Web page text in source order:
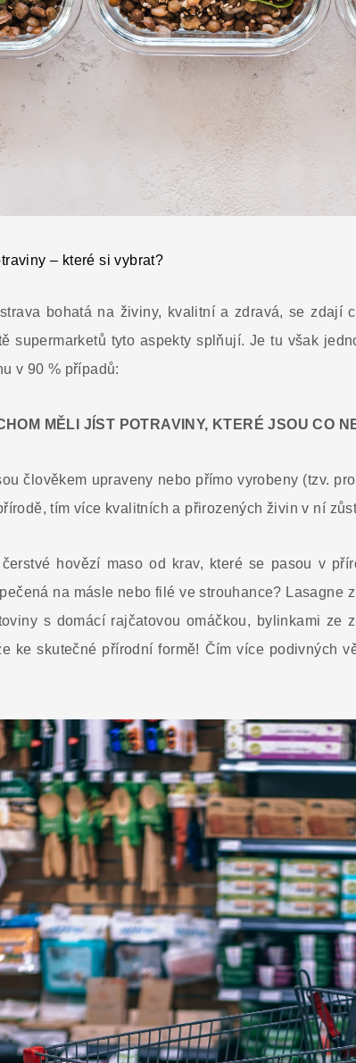
– které si vybrat?
bohatá na živiny, kvalitní a zdravá, se zdají
supermarketů tyto aspekty splňují. Je tu však
v 90 % případů:
MĚLI JÍST POTRAVINY, KTERÉ JSOU CO
člověkem upraveny nebo přímo vyrobeny (tzv.
tím více kvalitních a přirozených živin v ní
hovězí maso od krav, které se pasou v
na másle nebo filé ve strouhance? Lasagne
s domácí rajčatovou omáčkou, bylinkami ze
ke skutečné přírodní formě! Čím více podivných